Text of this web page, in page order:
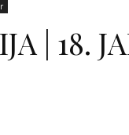
| 18.